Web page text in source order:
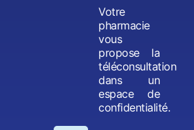
Votre
pharmacie
vous
propose la
téléconsultation
dans un
espace de
confidentialité.